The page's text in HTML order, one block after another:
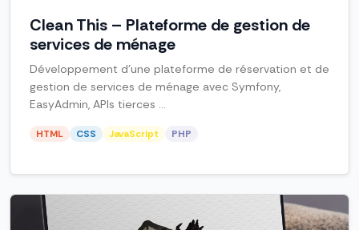
Clean This – Plateforme de gestion de
services de ménage
Développement d’une plateforme de réservation et de
gestion de services de ménage avec Symfony,
EasyAdmin, APIs tierces ...
HTML CSS JavaScript PHP